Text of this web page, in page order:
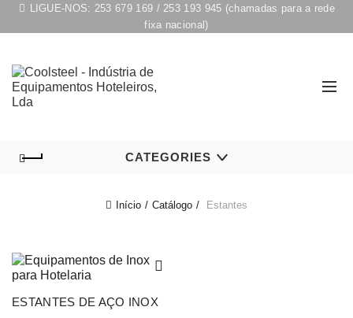
LIGUE-NOS: 253 679 169 /253 193 945 (chamadas para a rede
fixa nacional)
CATEGORIES
Início Catálogo Estantes
ESTANTES DE AÇO INOX